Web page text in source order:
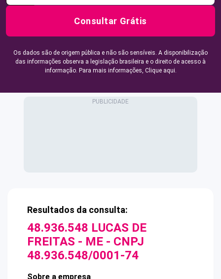
Consultar Grátis
Os dados são de origem pública e não são sensíveis. A disponibilização
das informações observa a legislação brasileira e o direito de acesso à
informação. Para mais informações, Clique aqui.
Resultados da consulta:
48.936.548 LUCAS DE
FREITAS - ME - CNPJ
48.936.548/0001-74
Sobre a empresa